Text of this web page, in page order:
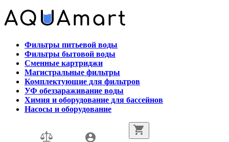
Фильтры питьевой воды
Фильтры бытовой воды
Сменные картриджи
Магистральные фильтры
Комплектующие для фильтров
УФ обеззараживание воды
Химия и оборудование для бассейнов
Насосы и оборудование